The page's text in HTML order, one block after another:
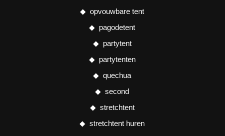
opvouwbare tent
pagodetent
partytent
partytenten
quechua
second
stretchtent
stretchtent huren